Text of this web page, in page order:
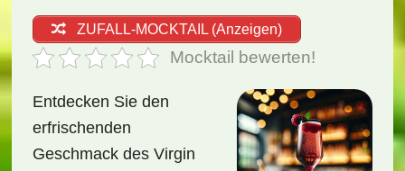
ZUFALL-MOCKTAIL (Anzeigen)
Mocktail bewerten!
Entdecken Sie den
erfrischenden
Geschmack des Virgin